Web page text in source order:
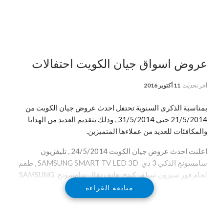
عروض اسواق جيان الكويت احتفالات
أخر تحديث 11 أكتوبر 2016
بمناسبة الذكرى السنوية تحتفل احدث عروض جيان الكويت من
21/5/2014 حتي 31/5/2014 , وذلك بتقديم العديد من الهدايا
والمكافئات للعديد من عملاءها المتميزين.
اعلنت احدث عروض جيان الكويت 24/5/2014 , تليفزيون
سامسونج الذكي 3 دي SAMSUNG SMART TV LED 3D , طقم
لحام فور سيزون سيلفر كينج, هاتف نقال سامسونج SAMSUNG
MOBILE , هاتف نقال سامسونج جالكسي SAMSUNG GALAXY
بطانية مزدوجة طبقة واحدة ريفييرا RIVIERA 1 PLY DOUBLE
متابعة القراءة